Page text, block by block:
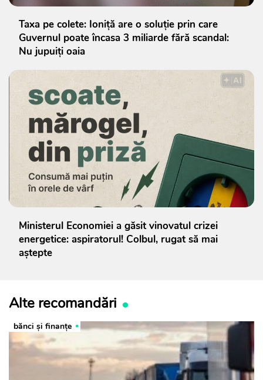
Taxa pe colete: Ioniță are o soluție prin care
Guvernul poate încasa 3 miliarde fără scandal:
Nu jupuiți oaia
Ministerul Economiei a găsit vinovatul crizei
energetice: aspiratorul! Colbul, rugat să mai
aștepte
Alte recomandări
bănci şi finanţe